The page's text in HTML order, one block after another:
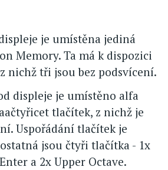
je umístěna jediná
Memory. Ta má k dispozici
nichž tři jsou bez podsvícení.
displeje je umístěno alfa
tlačítek, z nichž je
Uspořádání tlačítek je
jsou čtyři tlačítka - 1x
a 2x Upper Octave.